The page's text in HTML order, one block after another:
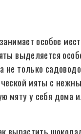
особое
выделяется
только
мяты с
у себя дома